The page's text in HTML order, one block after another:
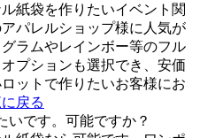
紙袋を作りたいイベント関
パレルショップ様に人気が
ラムやレインボー等のフル
プションも選択でき、安価
ットで作りたいお客様にお
戻る
いです。可能ですか？